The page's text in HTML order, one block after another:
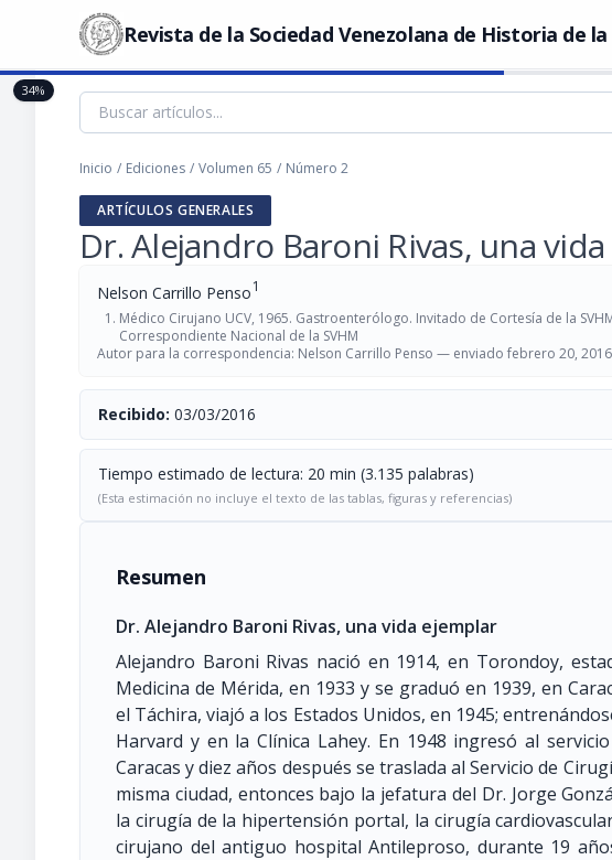
Revista de la Sociedad Venezolana de Historia de
Inicio / Ediciones / Volumen 65 / Número 2
ARTÍCULOS GENERALES
Dr. Alejandro Baroni Rivas, una
Nelson Carrillo Penso1
Médico Cirujano UCV, 1965. Gastroenterólogo. Invitado de Cortesía de la
Correspondiente Nacional de la SVHM
Autor para la correspondencia: Nelson Carrillo Penso — enviado febrero 20,
Recibido: 03/03/2016
Tiempo estimado de lectura: 20 min (3.135 palabras)
(Esta estimación no incluye el texto de las tablas, figuras y referencias)
Resumen
Dr. Alejandro Baroni Rivas, una vida ejemplar
Alejandro Baroni Rivas nació en 1914, en Torondoy,
Medicina de Mérida, en 1933 y se graduó en 1939, en
el Táchira, viajó a los Estados Unidos, en 1945;
Harvard y en la Clínica Lahey. En 1948 ingresó al
Caracas y diez años después se traslada al Servicio de
misma ciudad, entonces bajo la jefatura del Dr. Jorge
la cirugía de la hipertensión portal, la cirugía
cirujano del antiguo hospital Antileproso, durante 19
34%